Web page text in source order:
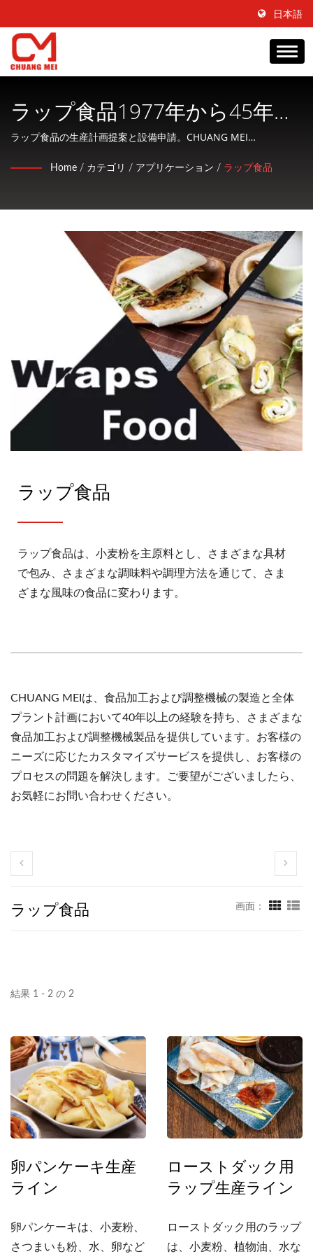
日本語
ラップ食品1977年から45年間
の食品成形、コーティング、
調理機械の製造業者 |
ラップ食品の生産計画提案と設備申請。CHUANG MEI
化し、顧客に親切なサービスを提供する会社です。
Home / カテゴリ / アプリケーション / ラップ食品
ラップ食品
ラップ食品は、小麦粉を主原料とし、さまざまな具材
で包み、さまざまな調味料や調理方法を通じて、さま
ざまな風味の食品に変わります。
CHUANG MEIは、食品加工および調整機械の製造と全体
プラント計画において40年以上の経験を持ち、さまざまな
食品加工および調整機械製品を提供しています。お客様の
ニーズに応じたカスタマイズサービスを提供し、お客様の
プロセスの問題を解決します。ご要望がございましたら、
お気軽にお問い合わせください。
ラップ食品 画面：
結果 1 - 2 の 2
卵パンケーキ生産
ライン
卵パンケーキは、小麦粉、
さつまいも粉、水、卵など
ローストダック用
ラップ生産ライン
ローストダック用のラップ
は、小麦粉、植物油、水な